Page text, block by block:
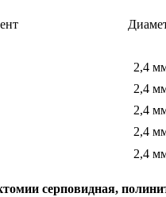
2,4
2,4
2,4
2,4
2,4
серповидная,